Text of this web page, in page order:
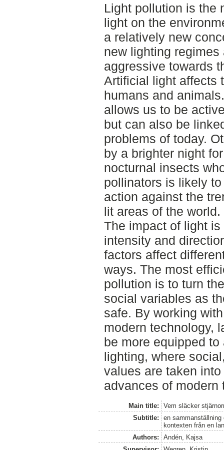
Light pollution is the
light on the
a relatively new
new lighting regimes
aggressive towards
Artificial light affects
humans and
allows us to be
but can also be
problems of today.
by a brighter night
nocturnal insects
pollinators is likely
action against the
lit areas of the world.
The impact of light
intensity and
factors affect
ways. The most
pollution is to turn
social variables as
safe. By working
modern technology,
be more equipped
lighting, where
values are taken
advances of
Main title:
Vem släcker
Subtitle:
en
kontexten från en
Authors:
Andén, Kajsa